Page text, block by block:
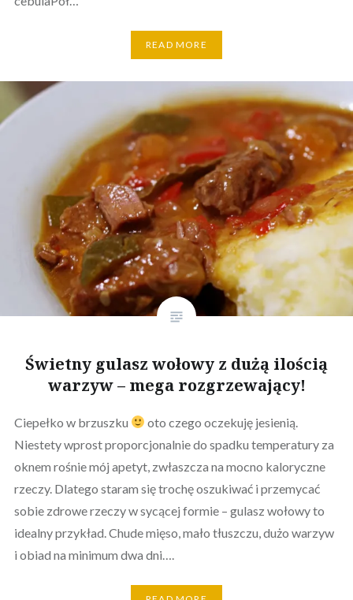
READ MORE
Świetny gulasz wołowy z dużą ilością
warzyw – mega rozgrzewający!
Ciepełko w brzuszku
oto czego oczekuję jesienią.
Niestety wprost proporcjonalnie do spadku temperatury za
oknem rośnie mój apetyt, zwłaszcza na mocno kaloryczne
rzeczy. Dlatego staram się trochę oszukiwać i przemycać
sobie zdrowe rzeczy w sycącej formie – gulasz wołowy to
idealny przykład. Chude mięso, mało tłuszczu, dużo warzyw
i obiad na minimum dwa dni….